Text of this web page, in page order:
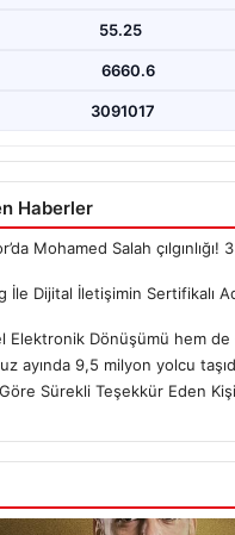
55.25
6660.6
3091017
Haberler
Mohamed Salah
İle Dijital İletişimin Sertifikalı
Elektronik Dönüşümü hem de
ayında 9,5 milyon yolcu
Sürekli Teşekkür Eden